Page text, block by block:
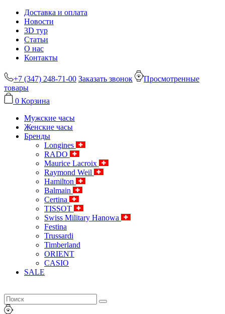
Доставка и оплата
Новости
3D тур
Статьи
О нас
Контакты
+7 (347) 248-71-00 Заказать звонок
Просмотренные
товары
0 Корзина
Мужские часы
Женские часы
Бренды
Longines
RADO
Maurice Lacroix
Raymond Weil
Hamilton
Balmain
Certina
TISSOT
Swiss Military Hanowa
Festina
Trussardi
Timberland
ORIENT
CASIO
SALE